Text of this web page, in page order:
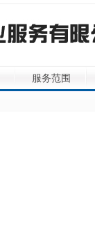
服务范围